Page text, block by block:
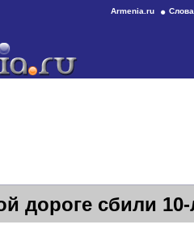
Armenia.ru
дороге сбили 10-